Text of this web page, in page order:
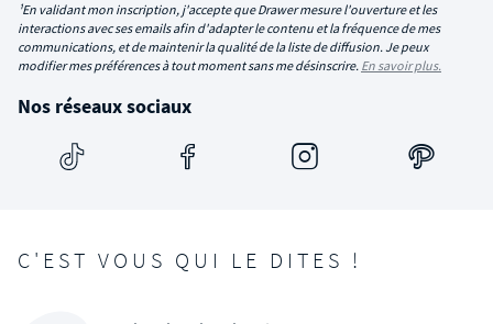
¹En validant mon inscription, j'accepte que Drawer mesure l'ouverture et les
interactions avec ses emails afin d'adapter le contenu et la fréquence de mes
communications, et de maintenir la qualité de la liste de diffusion. Je peux
modifier mes préférences à tout moment sans me désinscrire. En savoir plus.
Nos réseaux sociaux
C'EST VOUS QUI LE DITES !